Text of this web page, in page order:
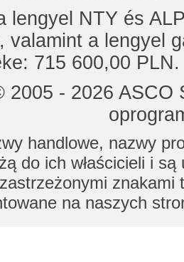
lengyel NTY és
valamint a lengyel
715 600,00
2005 - 2026
handlowe, nazwy
do ich właścicieli i
znakami
na naszych